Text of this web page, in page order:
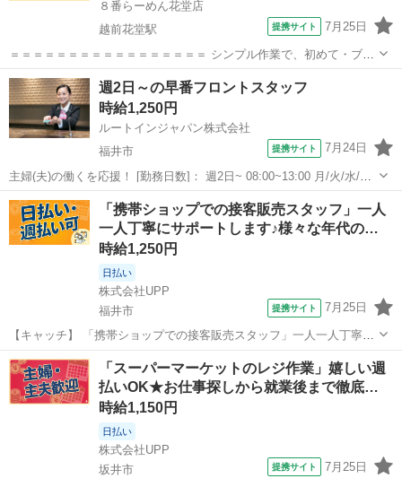
８番らーめん花堂店
越前花堂駅
提携サイト 7月25日
＝＝＝＝＝＝＝＝＝＝＝＝＝＝＝＝＝ シンプル作業で、初めて・ブラ
ンクのある方も安心！ 1日3h～好きな時間でＯＫ!! シフトは希望制
で、プライベートとの調整も！ 学校や家庭優先でＯＫ◎扶養内勤務も
ＯＫです！ ＝＝＝＝＝＝＝...
福井 福井市 越前花堂駅
週2日～の早番フロントスタッフ
時給1,250円
ルートインジャパン株式会社
福井市
提携サイト 7月24日
主婦(夫)の働くを応援！ [勤務日数]： 週2日~ 08:00~13:00 月/火/水/木/
金/土/日 などから選べます [勤務地・最寄駅]： 福井県福井市大手2-1-
14 ホテルルートイン福井駅前 福井(福井県)駅徒歩...
福井 福井市 フロント
「携帯ショップでの接客販売スタッフ」一人
一人丁寧にサポートします♪様々な年代の…
時給1,250円
日払い
株式会社UPP
福井市
提携サイト 7月25日
【キャッチ】 「携帯ショップでの接客販売スタッフ」一人一人丁寧に
サポートします♪様々な年代のスタッフさんが活躍中！働きやすい環境
で安定してお仕事できます♪ 【コメント】 手厚い福利厚生を完備◎長
期安定就業も可能なお仕事多数...
福井 福井市 その他
「スーパーマーケットのレジ作業」嬉しい週
払いOK★お仕事探しから就業後まで徹底…
時給1,150円
日払い
株式会社UPP
坂井市
提携サイト 7月25日